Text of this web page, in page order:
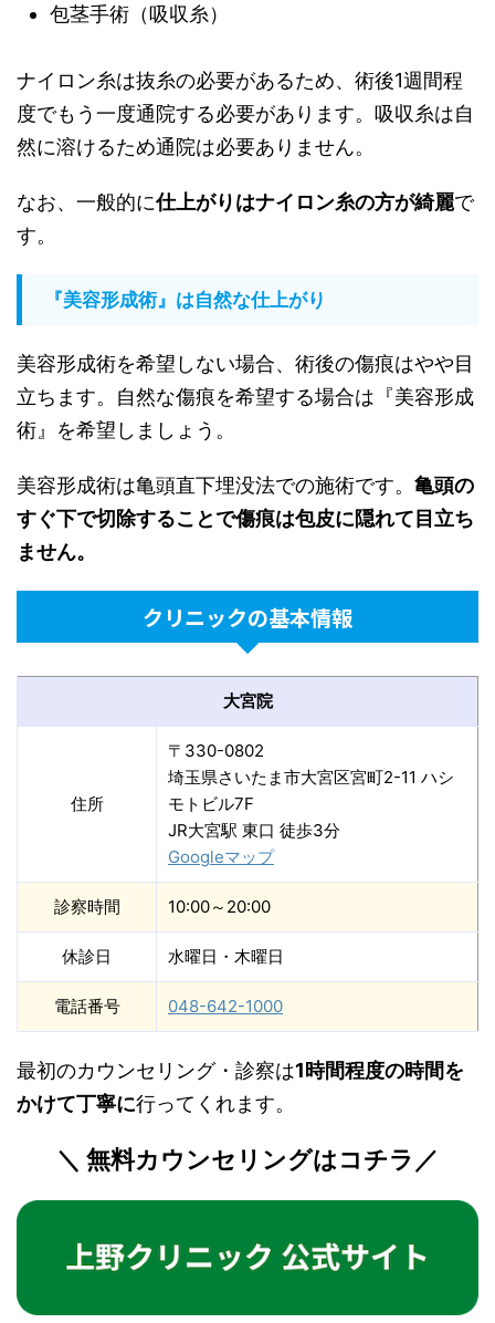
包茎手術（吸収糸）
ナイロン糸は抜糸の必要があるため、術後1週間程
度でもう一度通院する必要があります。吸収糸は自
然に溶けるため通院は必要ありません。
なお、一般的に仕上がりはナイロン糸の方が綺麗で
す。
『美容形成術』は自然な仕上がり
美容形成術を希望しない場合、術後の傷痕はやや目
立ちます。自然な傷痕を希望する場合は『美容形成
術』を希望しましょう。
美容形成術は亀頭直下埋没法での施術です。 亀頭の
すぐ下で切除することで傷痕は包皮に隠れて目立ち
ません。
クリニックの基本情報
大宮院
住所
〒330-0802
埼玉県さいたま市大宮区宮町2-11 ハシ
モトビル7F
JR大宮駅 東口 徒歩3分
Googleマップ
診察時間 10:00～20:00
休診日 水曜日・木曜日
電話番号 048-642-1000
最初のカウンセリング・診察は1時間程度の時間を
かけて丁寧に行ってくれます。
＼ 無料カウンセリングはコチラ／